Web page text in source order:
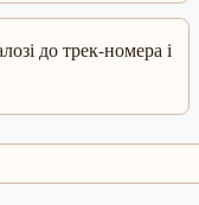
до трек-номера і